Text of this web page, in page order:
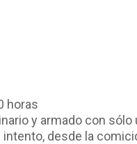
horas
y armado con
intento, desde la